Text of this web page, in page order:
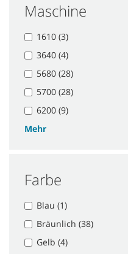
Maschine
1610 (3)
3640 (4)
5680 (28)
5700 (28)
6200 (9)
Mehr
Farbe
Blau (1)
Bräunlich (38)
Gelb (4)